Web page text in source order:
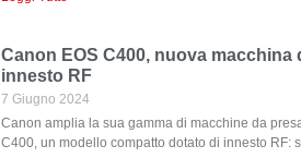
Canon EOS C400, nuova macchina
innesto RF
7 Giugno 2024
Canon amplia la sua gamma di macchine da
C400, un modello compatto dotato di innesto RF: